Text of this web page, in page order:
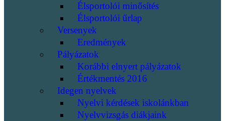
Élsportolói minősítés
Élsportolói űrlap
Versenyek
Eredmények
Pályázatok
Korábbi elnyert pályázatok
Értékmentés 2016
Idegen nyelvek
Nyelvi kérdések iskolánkban
Nyelvvizsgás diákjaink